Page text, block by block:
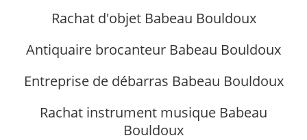
Rachat d'objet Babeau Bouldoux
Antiquaire brocanteur Babeau Bouldoux
Entreprise de débarras Babeau Bouldoux
Rachat instrument musique Babeau
Bouldoux